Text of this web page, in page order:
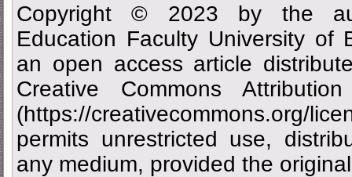
Copyright © 2023 by the
Education Faculty University of
an open access article
Creative Commons
(https://
permits unrestricted use,
any medium, provided the